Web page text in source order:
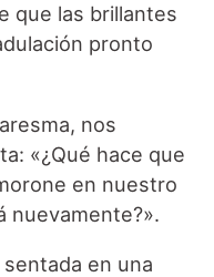
que las brillantes
pronto
nos
«¿Qué hace que
en nuestro
nuevamente?».
en una